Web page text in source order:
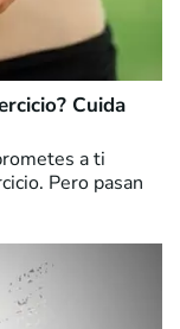
Cuida
a ti
Pero pasan